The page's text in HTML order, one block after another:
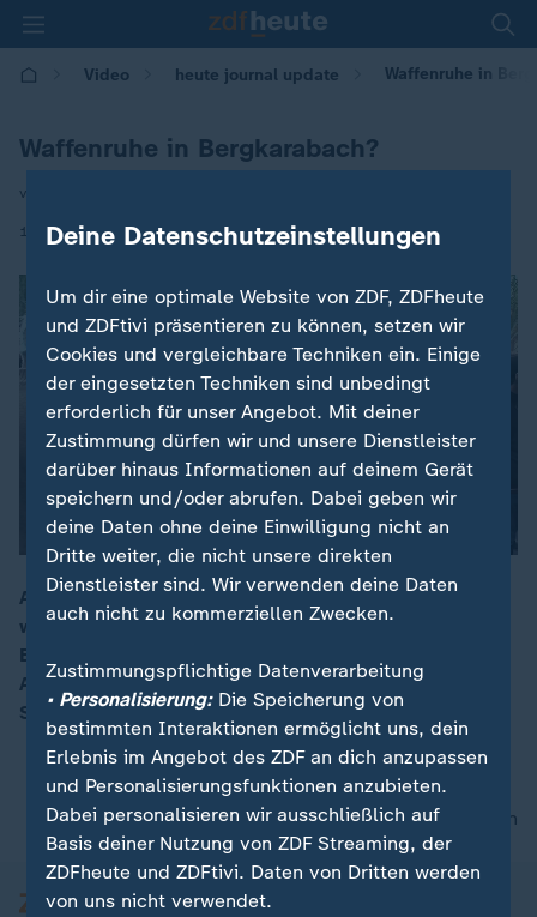
Video heute journal update Waffenruhe in
Waffenruhe in Bergkarabach?
von Christian Semm
11.11.2020 | 00:50
Aserbaidschan und Armenien haben sich nach
wochenlangen Gefechten auf einen Waffenstillstand in
Bergkarabach geeinigt – ausgehandelt wurde das
Abkommen von Russland. Moskau schickt nun 1.960
Soldaten in die Kaukasusregion.
nach oben
Deine Datenschutzeinstellungen
Um dir eine optimale Website von ZDF, ZDFheute
und ZDFtivi präsentieren zu können, setzen wir
Cookies und vergleichbare Techniken ein. Einige
der eingesetzten Techniken sind unbedingt
erforderlich für unser Angebot. Mit deiner
Zustimmung dürfen wir und unsere Dienstleister
darüber hinaus Informationen auf deinem Gerät
speichern und/oder abrufen. Dabei geben wir
deine Daten ohne deine Einwilligung nicht an
Dritte weiter, die nicht unsere direkten
Dienstleister sind. Wir verwenden deine Daten
auch nicht zu kommerziellen Zwecken.
Zustimmungspflichtige Datenverarbeitung
• Personalisierung:Die Speicherung von
bestimmten Interaktionen ermöglicht uns, dein
Erlebnis im Angebot des ZDF an dich anzupassen
und Personalisierungsfunktionen anzubieten.
Dabei personalisieren wir ausschließlich auf
Basis deiner Nutzung von ZDF Streaming, der
ZDFheute und ZDFtivi. Daten von Dritten werden
von uns nicht verwendet.